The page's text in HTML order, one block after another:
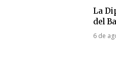
La
del
6 de